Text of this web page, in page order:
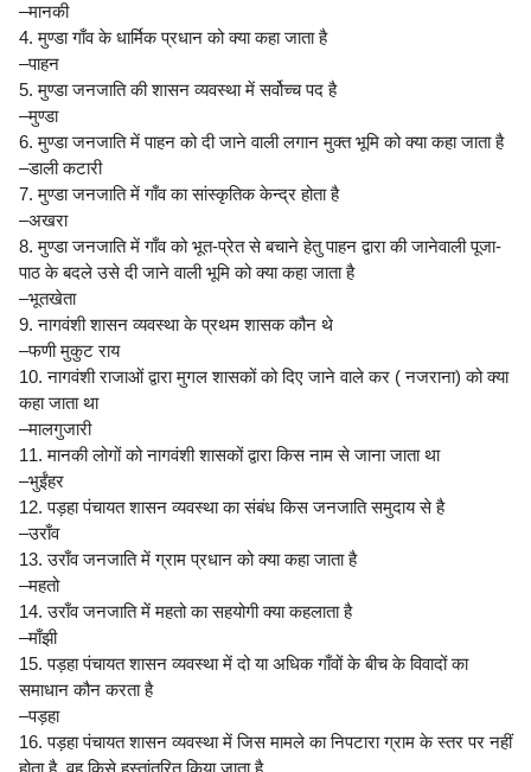
–मानकी
4. मुण्डा गाँव के धार्मिक प्रधान को क्या कहा जाता है
–पाहन
5. मुण्डा जनजाति की शासन व्यवस्था में सर्वोच्च पद है
–मुण्डा
6. मुण्डा जनजाति में पाहन को दी जाने वाली लगान मुक्त भूमि को क्या कहा जाता है
–डाली कटारी
7. मुण्डा जनजाति में गाँव का सांस्कृतिक केन्द्र होता है
–अखरा
8. मुण्डा जनजाति में गाँव को भूत-प्रेत से बचाने हेतु पाहन द्वारा की जानेवाली पूजा-
पाठ के बदले उसे दी जाने वाली भूमि को क्या कहा जाता है
–भूतखेता
9. नागवंशी शासन व्यवस्था के प्रथम शासक कौन थे
–फणी मुकुट राय
10. नागवंशी राजाओं द्वारा मुगल शासकों को दिए जाने वाले कर ( नजराना) को क्या
कहा जाता था
–मालगुजारी
11. मानकी लोगों को नागवंशी शासकों द्वारा किस नाम से जाना जाता था
–भुईंहर
12. पड़हा पंचायत शासन व्यवस्था का संबंध किस जनजाति समुदाय से है
–उराँव
13. उराँव जनजाति में ग्राम प्रधान को क्या कहा जाता है
–महतो
14. उराँव जनजाति में महतो का सहयोगी क्या कहलाता है
–माँझी
15. पड़हा पंचायत शासन व्यवस्था में दो या अधिक गाँवों के बीच के विवादों का
समाधान कौन करता है
–पड़हा
16. पड़हा पंचायत शासन व्यवस्था में जिस मामले का निपटारा ग्राम के स्तर पर नहीं